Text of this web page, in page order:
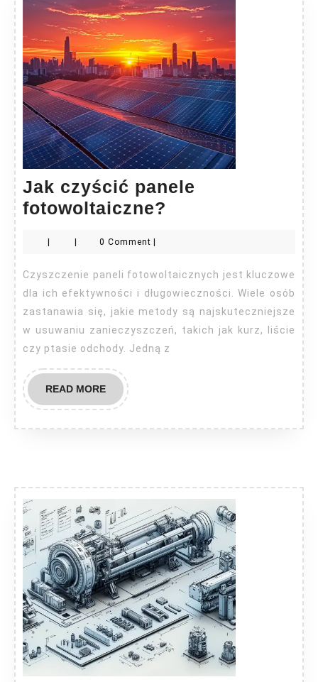
Jak czyścić panele
fotowoltaiczne?
fotowoltaiczne?
| | 0 Comment |
Czyszczenie paneli fotowoltaicznych jest kluczowe
dla ich efektywności i długowieczności. Wiele osób
zastanawia się, jakie metody są najskuteczniejsze
w usuwaniu zanieczyszczeń, takich jak kurz, liście
czy ptasie odchody. Jedną z
READ MOREREAD
MORE